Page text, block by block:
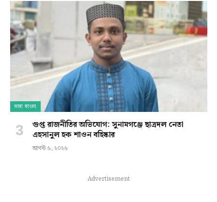
সারা বাংলা
গুপ্ত রাজনীতির অভিযোগ: সুনামগঞ্জে ছাত্রদল নেতা
এহসানুল হক শাওন বহিষ্কার
আগস্ট ৬, ২০২৬
Advertisement